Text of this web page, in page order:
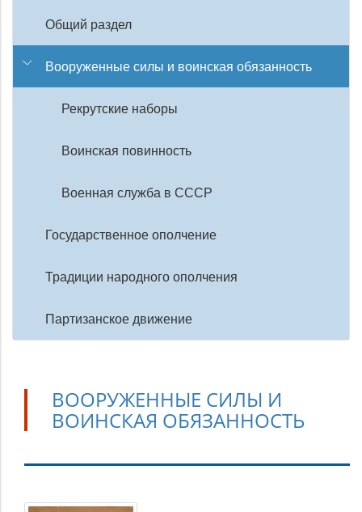
Общий раздел
Вооруженные силы и воинская обязанность
Рекрутские наборы
Воинская повинность
Военная служба в СССР
Государственное ополчение
Традиции народного ополчения
Партизанское движение
ВООРУЖЕННЫЕ СИЛЫ И
ВОИНСКАЯ ОБЯЗАННОСТЬ